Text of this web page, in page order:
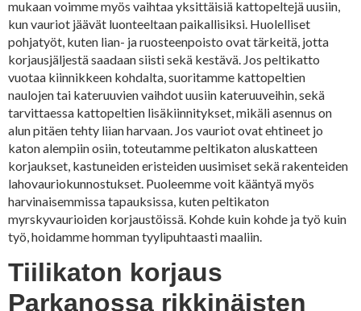
mukaan voimme myös vaihtaa yksittäisiä kattopeltejä uusiin,
kun vauriot jäävät luonteeltaan paikallisiksi. Huolelliset
pohjatyöt, kuten lian- ja ruosteenpoisto ovat tärkeitä, jotta
korjausjäljestä saadaan siisti sekä kestävä. Jos peltikatto
vuotaa kiinnikkeen kohdalta, suoritamme kattopeltien
naulojen tai kateruuvien vaihdot uusiin kateruuveihin, sekä
tarvittaessa kattopeltien lisäkiinnitykset, mikäli asennus on
alun pitäen tehty liian harvaan. Jos vauriot ovat ehtineet jo
katon alempiin osiin, toteutamme peltikaton aluskatteen
korjaukset, kastuneiden eristeiden uusimiset sekä rakenteiden
lahovauriokunnostukset. Puoleemme voit kääntyä myös
harvinaisemmissa tapauksissa, kuten peltikaton
myrskyvaurioiden korjaustöissä. Kohde kuin kohde ja työ kuin
työ, hoidamme homman tyylipuhtaasti maaliin.
Tiilikaton korjaus
Parkanossa rikkinäisten